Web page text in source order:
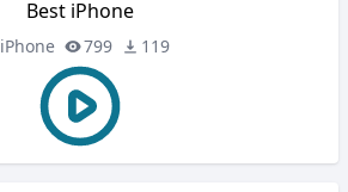
Best iPhone
iPhone 799 119